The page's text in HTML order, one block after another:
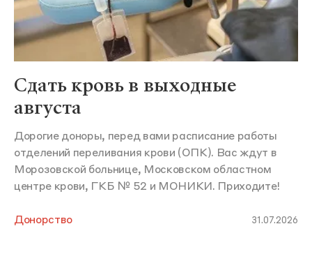
Сдать кровь в выходные
августа
Дорогие доноры, перед вами расписание работы
отделений переливания крови (ОПК). Вас ждут в
Морозовской больнице, Московском областном
центре крови, ГКБ № 52 и МОНИКИ. Приходите!
Донорство 31.07.2026